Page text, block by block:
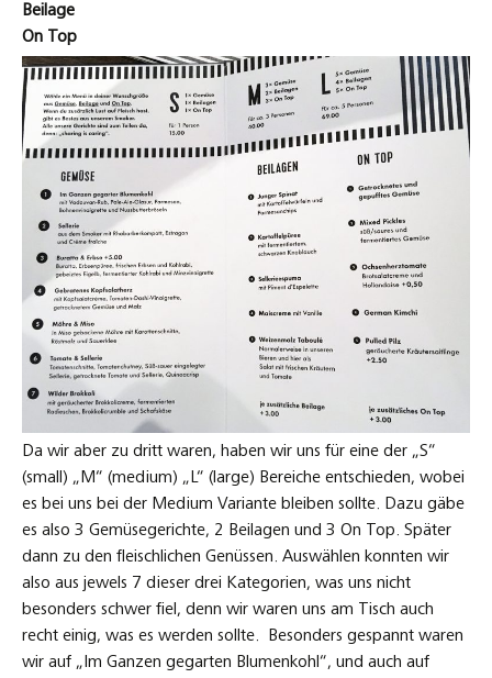
Beilage
On Top
Da wir aber zu dritt waren, haben wir uns für eine der „S“
(small) „M“ (medium) „L“ (large) Bereiche entschieden, wobei
es bei uns bei der Medium Variante bleiben sollte. Dazu gäbe
es also 3 Gemüsegerichte, 2 Beilagen und 3 On Top. Später
dann zu den fleischlichen Genüssen. Auswählen konnten wir
also aus jewels 7 dieser drei Kategorien, was uns nicht
besonders schwer fiel, denn wir waren uns am Tisch auch
recht einig, was es werden sollte. Besonders gespannt waren
wir auf „Im Ganzen gegarten Blumenkohl“, und auch auf